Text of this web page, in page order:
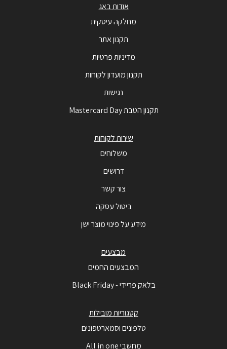
אודות באג
מחלקה עיסקית
תקנון אתר
מדיניות פרטיות
תקנון מועדון לקוחות
נגישות
תקנון הטבת Mastercard Day
שירות לקוחות
משלוחים
דרושים
צור קשר
ביטול עסקה
מידע על פינוי מוצר ישן
מבצעים
המבצעים החמים
בלאק פריידי - Black Friday
קטגוריות מובילות
טלפונים וסמארטפונים
מחשבי All in one